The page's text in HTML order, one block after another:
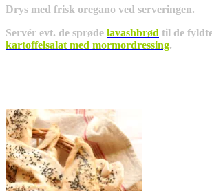
Drys med frisk oregano ved serveringen.
Servér evt. de sprøde lavashbrød til de
kartoffelsalat med mormordressing.